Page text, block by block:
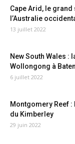
Cape Arid, le
l’Australie
13 juillet 2022
New South Wales :
Wollongong à
6 juillet 2022
Montgomery Reef
du Kimberley
29 juin 2022